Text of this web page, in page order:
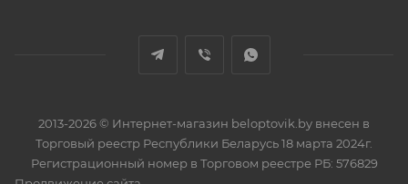
2013-2026 © Интернет-магазин beloptovik.by внесен в
Торговый реестр Республики Беларусь 18 марта 2024г.
Регистрационный номер в Торговом реестре РБ: 576829